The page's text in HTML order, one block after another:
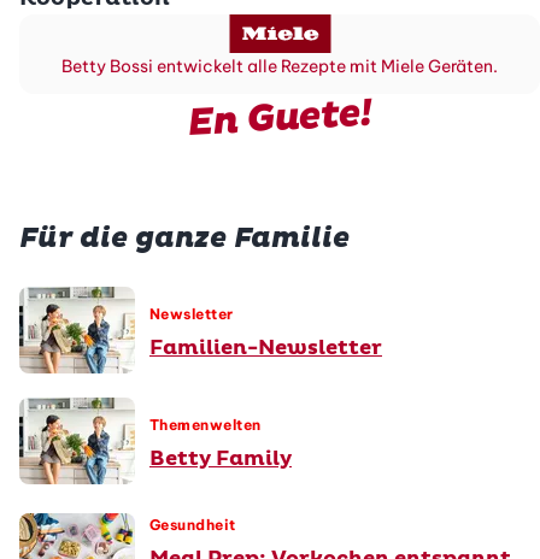
Betty Bossi entwickelt alle Rezepte mit Miele Geräten.
En Guete!
Für die ganze Familie
Newsletter
Familien-Newsletter
Themenwelten
Betty Family
Gesundheit